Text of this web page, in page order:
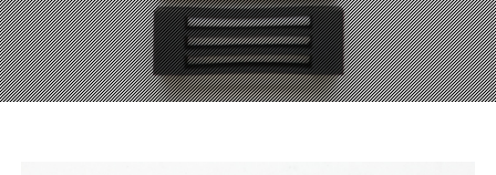
参画企業一覧
団体概要